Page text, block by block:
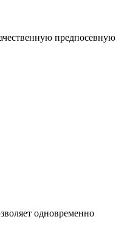
предпосевную
одновременно